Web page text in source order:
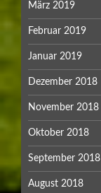
März 2019
Februar 2019
Januar 2019
Dezember 2018
November 2018
Oktober 2018
September 2018
August 2018